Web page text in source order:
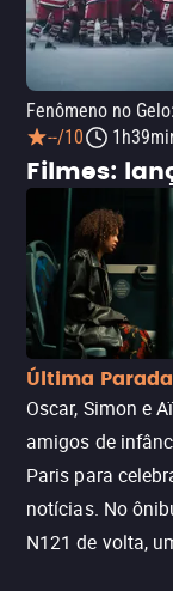
--/10
Filmes:
Última Parada
Oscar, Simon e
amigos de
Paris para
notícias. No
N121 de volta,